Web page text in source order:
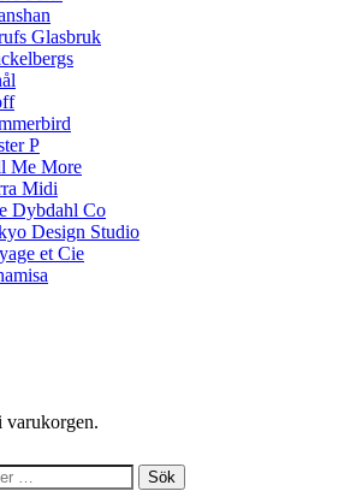
Glasbruk
P
Me More
Midi
Dybdahl Co
Design Studio
et Cie
varukorgen.
Sök